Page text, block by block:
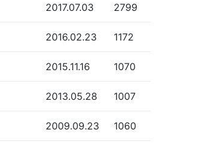
2017.07.03 2799
2016.02.23 1172
2015.11.16 1070
2013.05.28 1007
2009.09.23 1060